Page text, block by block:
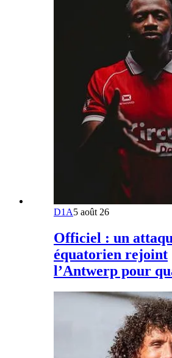
D1A5 août 26
Officiel : un
équatorien rejoint
l’Antwerp pour